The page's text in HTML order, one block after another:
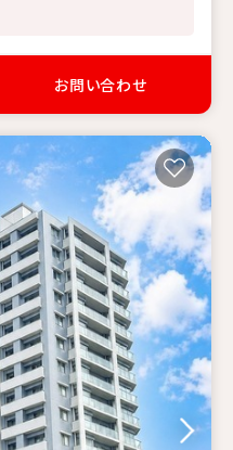
お問い合わせ